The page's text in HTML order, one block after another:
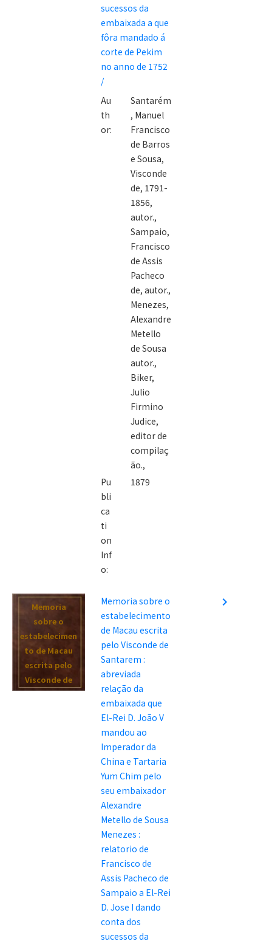
sucessos da
embaixada a que
fôra mandado á
corte de Pekim
no anno de 1752
/
Au
th
or:
Santarém
, Manuel
Francisco
de Barros
e Sousa,
Visconde
de, 1791-
1856,
autor.,
Sampaio,
Francisco
de Assis
Pacheco
de, autor.,
Menezes,
Alexandre
Metello
de Sousa
autor.,
Biker,
Julio
Firmino
Judice,
editor de
compilaç
ão.,
Pu
bli
ca
ti
on
Inf
o:
1879
Memoria
sobre o
estabelecimen
to de Macau
escrita pelo
Visconde de
Santarem :
Memoria sobre o
estabelecimento
de Macau escrita
pelo Visconde de
Santarem :
abreviada
relação da
embaixada que
El-Rei D. João V
mandou ao
Imperador da
China e Tartaria
Yum Chim pelo
seu embaixador
Alexandre
Metello de Sousa
Menezes :
relatorio de
Francisco de
Assis Pacheco de
Sampaio a El-Rei
D. Jose I dando
conta dos
sucessos da
navigate_next